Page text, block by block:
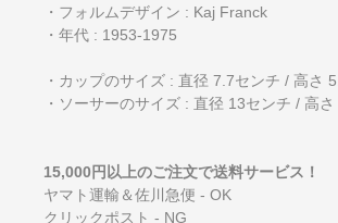
・フォルムデザイン : Kaj Franck
・年代 : 1953-1975
・カップのサイズ : 直径 7.7センチ / 高さ
・ソーサーのサイズ : 直径 13センチ / 高
15,000円以上のご注文で送料サービス！
ヤマト運輸＆佐川急便 - OK
クリックポスト - NG